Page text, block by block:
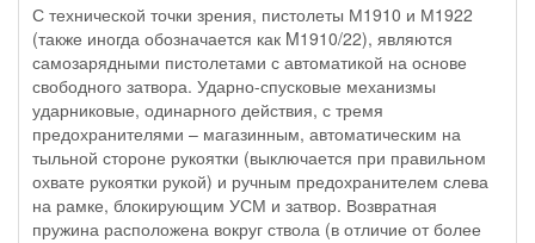
С технической точки зрения, пистолеты М1910 и М1922
(также иногда обозначается как M1910/22), являются
самозарядными пистолетами с автоматикой на основе
свободного затвора. Ударно-спусковые механизмы
ударниковые, одинарного действия, с тремя
предохранителями – магазинным, автоматическим на
тыльной стороне рукоятки (выключается при правильном
охвате рукоятки рукой) и ручным предохранителем слева
на рамке, блокирующим УСМ и затвор. Возвратная
пружина расположена вокруг ствола (в отличие от более